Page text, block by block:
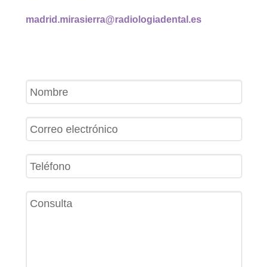
madrid.mirasierra@radiologiadental.es